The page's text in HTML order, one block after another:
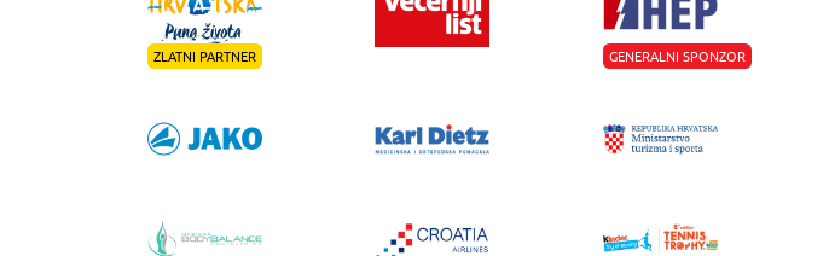
ZLATNI PARTNER GENERALNI SPONZOR